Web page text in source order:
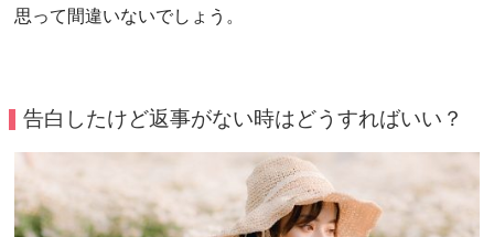
思って間違いないでしょう。
告白したけど返事がない時はどうすればいい？